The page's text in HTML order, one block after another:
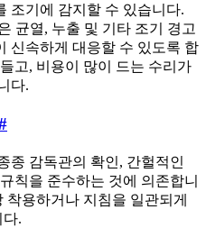
조기에 감지할 수 있습니다.
균열, 누출 및 기타 조기 경고
신속하게 대응할 수 있도록 합
고, 비용이 많이 드는 수리가
다.
종 감독관의 확인, 간헐적인
칙을 준수하는 것에 의존합니
용하거나 지침을 일관되게
.